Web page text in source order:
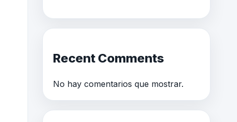
Recent Comments
No hay comentarios que mostrar.